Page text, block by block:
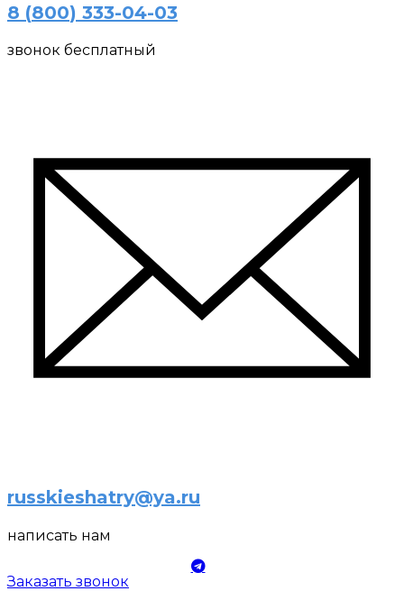
8 (800) 333-04-03
звонок бесплатный
russkieshatry@ya.ru
написать нам
Заказать звонок